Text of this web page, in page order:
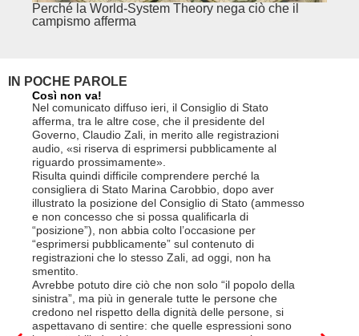
Perché la World-System Theory nega ciò che il
campismo afferma
IN POCHE PAROLE
Così non va!
Nel comunicato diffuso ieri, il Consiglio di Stato
afferma, tra le altre cose, che il presidente del
Governo, Claudio Zali, in merito alle registrazioni
audio, «si riserva di esprimersi pubblicamente al
riguardo prossimamente».
Risulta quindi difficile comprendere perché la
consigliera di Stato Marina Carobbio, dopo aver
illustrato la posizione del Consiglio di Stato (ammesso
e non concesso che si possa qualificarla di
“posizione”), non abbia colto l’occasione per
“esprimersi pubblicamente” sul contenuto di
registrazioni che lo stesso Zali, ad oggi, non ha
smentito.
Avrebbe potuto dire ciò che non solo “il popolo della
sinistra”, ma più in generale tutte le persone che
credono nel rispetto della dignità delle persone, si
aspettavano di sentire: che quelle espressioni sono